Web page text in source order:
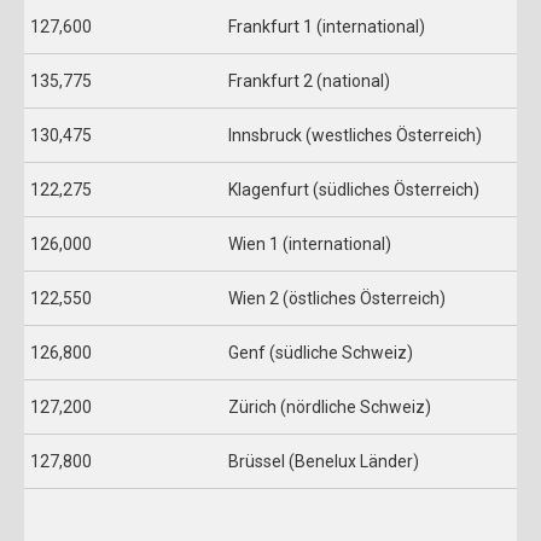
127,600 Frankfurt 1 (international)
135,775 Frankfurt 2 (national)
130,475 Innsbruck (westliches Österreich)
122,275 Klagenfurt (südliches Österreich)
126,000 Wien 1 (international)
122,550 Wien 2 (östliches Österreich)
126,800 Genf (südliche Schweiz)
127,200 Zürich (nördliche Schweiz)
127,800 Brüssel (Benelux Länder)